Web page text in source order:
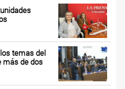
temas del
más de dos